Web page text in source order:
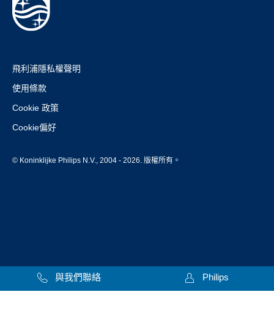
飛利浦隱私權聲明
使用條款
Cookie 政策
Cookie偏好
© Koninklijke Philips N.V., 2004 - 2026. 版權所有。
與我們聯絡 Philips